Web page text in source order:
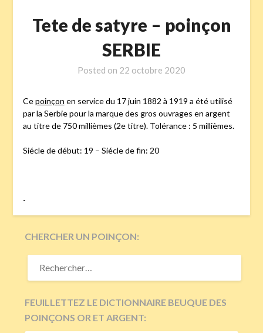
Tete de satyre – poinçon
SERBIE
Posted on 22 octobre 2020
Cepoinçon en service du 17 juin 1882 à 1919 a été utilisé
par la Serbie pour la marque des gros ouvrages en argent
au titre de 750 millièmes (2e titre). Tolérance : 5 millièmes.
Siécle de début: 19 – Siécle de fin: 20
-
CHERCHER UN POINÇON:
RECHERCHER :
FEUILLETTEZ LE DICTIONNAIRE BEUQUE DES
POINÇONS OR ET ARGENT: